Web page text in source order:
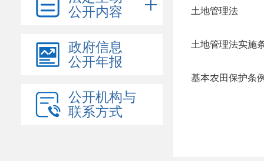
公开内容
政府信息
公开年报
公开机构与
联系方式
土地管理法
土地管理法实施
基本农田保护条